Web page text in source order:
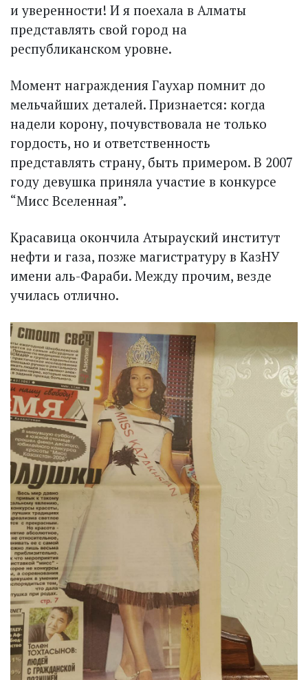
и уверенности! И я поехала в Алматы
представлять свой город на
республиканском уровне.
Момент награждения Гаухар помнит до
мельчайших деталей. Признается: когда
надели корону, почувствовала не только
гордость, но и ответственность
представлять страну, быть примером. В 2007
году девушка приняла участие в конкурсе
“Мисс Вселенная”.
Красавица окончила Атырауский институт
нефти и газа, позже магистратуру в КазНУ
имени аль-Фараби. Между прочим, везде
училась отлично.